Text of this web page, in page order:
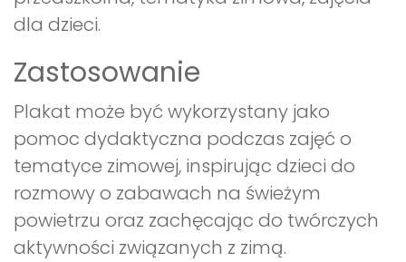
dla dzieci.
Zastosowanie
Plakat może być wykorzystany jako
pomoc dydaktyczna podczas zajęć o
tematyce zimowej, inspirując dzieci do
rozmowy o zabawach na świeżym
powietrzu oraz zachęcając do twórczych
aktywności związanych z zimą.